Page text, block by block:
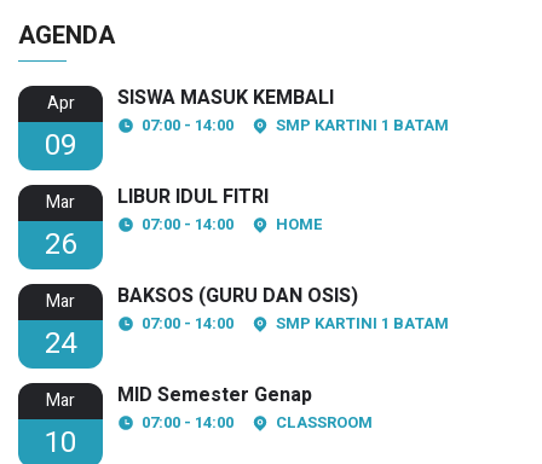
AGENDA
Apr
09
SISWA MASUK KEMBALI
07:00 - 14:00 SMP KARTINI 1 BATAM
Mar
26
LIBUR IDUL FITRI
07:00 - 14:00 HOME
Mar
24
BAKSOS (GURU DAN OSIS)
07:00 - 14:00 SMP KARTINI 1 BATAM
Mar
10
MID Semester Genap
07:00 - 14:00 CLASSROOM